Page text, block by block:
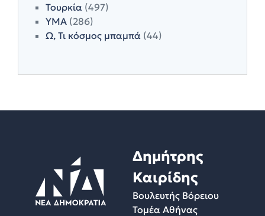
Τουρκία (497)
ΥΜΑ (286)
Ω, Τι κόσμος μπαμπά (44)
Δημήτρης
Καιρίδης
Βουλευτής Βόρειου
Τομέα Αθήνας